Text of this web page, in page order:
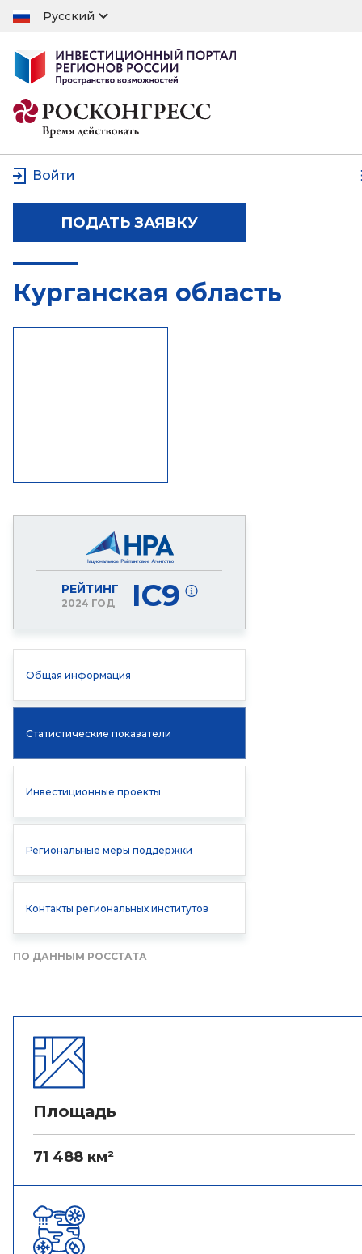
Русский
ПОДАТЬ ЗАЯВКУ
Войти
Курганская область
РЕЙТИНГ
2024 ГОД IC9
Общая информация
Статистические показатели
Инвестиционные проекты
Региональные меры поддержки
Контакты региональных институтов
ПО ДАННЫМ РОССТАТА
Площадь
71 488 км²